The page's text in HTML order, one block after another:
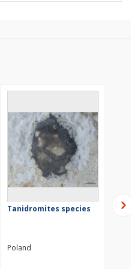
Tanidromites species
Poland